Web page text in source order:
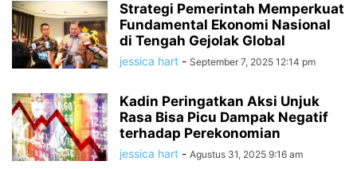
Strategi Pemerintah Memperkuat
Fundamental Ekonomi Nasional
di Tengah Gejolak Global
jessica hart - September 7, 2025 12:14 pm
Kadin Peringatkan Aksi Unjuk
Rasa Bisa Picu Dampak Negatif
terhadap Perekonomian
jessica hart - Agustus 31, 2025 9:16 am